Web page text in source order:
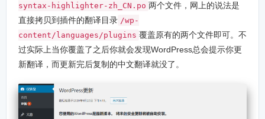
syntax-highlighter-zh_CN.po 两个文件，网上的说法是
直接拷贝到插件的翻译目录 /wp-
content/languages/plugins 覆盖原有的两个文件即可。不
过实际上当你覆盖了之后你就会发现WordPress总会提示你更
新翻译，而更新完后复制的中文翻译就没了。